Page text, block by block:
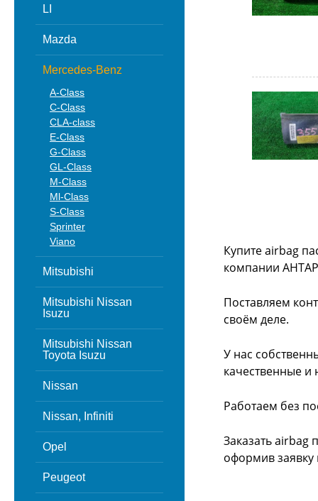
LI
Mazda
Mercedes-Benz
A-Class
C-Class
CLA-class
E-Class
G-Class
GL-Class
M-Class
Ml-Class
S-Class
Sprinter
Viano
Mitsubishi
Mitsubishi Nissan
Isuzu
Mitsubishi Nissan
Toyota Isuzu
Nissan
Nissan, Infiniti
Opel
Peugeot
Купите airbag
компании
Поставляем
своём деле.
У нас
качественные и
Работаем без
Заказать airbag
оформив заявку